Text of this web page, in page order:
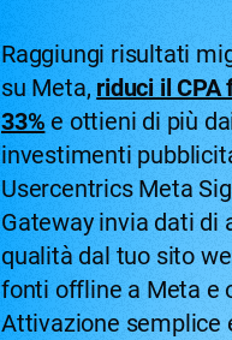
Raggiungi risultati
su Meta, riduci il CPA
33% e ottieni di più
investimenti
Usercentrics Meta
Gateway invia dati di
qualità dal tuo sito
fonti offline a Meta e
Attivazione semplice